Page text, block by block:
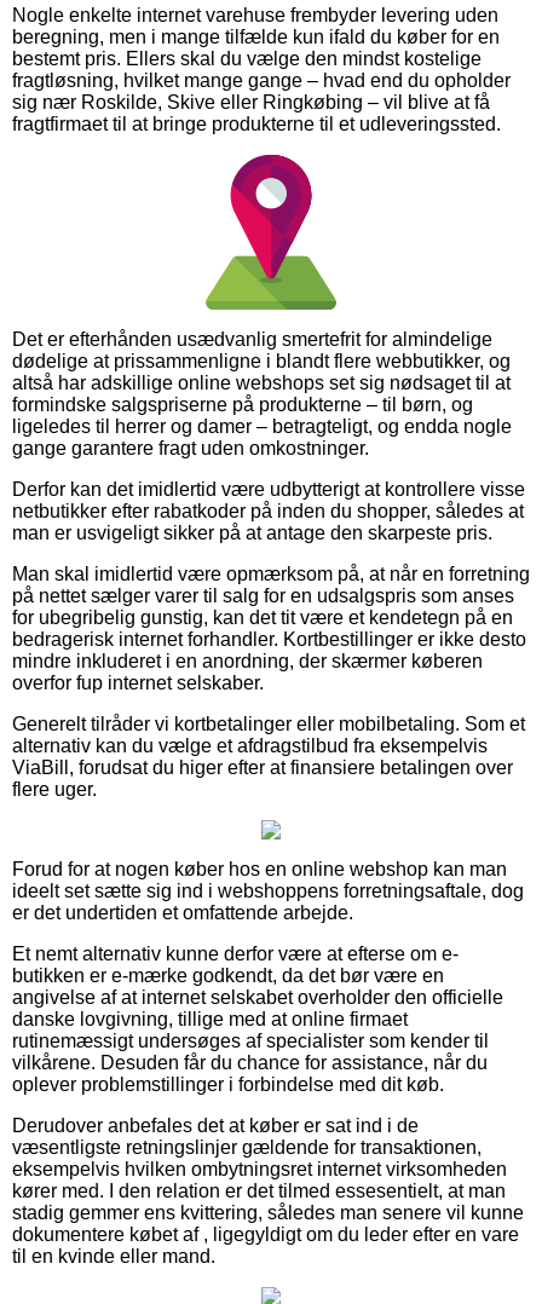
Nogle enkelte internet varehuse frembyder levering uden
beregning, men i mange tilfælde kun ifald du køber for en
bestemt pris. Ellers skal du vælge den mindst kostelige
fragtløsning, hvilket mange gange – hvad end du opholder
sig nær Roskilde, Skive eller Ringkøbing – vil blive at få
fragtfirmaet til at bringe produkterne til et udleveringssted.
Det er efterhånden usædvanlig smertefrit for almindelige
dødelige at prissammenligne i blandt flere webbutikker, og
altså har adskillige online webshops set sig nødsaget til at
formindske salgspriserne på produkterne – til børn, og
ligeledes til herrer og damer – betragteligt, og endda nogle
gange garantere fragt uden omkostninger.
Derfor kan det imidlertid være udbytterigt at kontrollere visse
netbutikker efter rabatkoder på inden du shopper, således at
man er usvigeligt sikker på at antage den skarpeste pris.
Man skal imidlertid være opmærksom på, at når en forretning
på nettet sælger varer til salg for en udsalgspris som anses
for ubegribelig gunstig, kan det tit være et kendetegn på en
bedragerisk internet forhandler. Kortbestillinger er ikke desto
mindre inkluderet i en anordning, der skærmer køberen
overfor fup internet selskaber.
Generelt tilråder vi kortbetalinger eller mobilbetaling. Som et
alternativ kan du vælge et afdragstilbud fra eksempelvis
ViaBill, forudsat du higer efter at finansiere betalingen over
flere uger.
Forud for at nogen køber hos en online webshop kan man
ideelt set sætte sig ind i webshoppens forretningsaftale, dog
er det undertiden et omfattende arbejde.
Et nemt alternativ kunne derfor være at efterse om e-
butikken er e-mærke godkendt, da det bør være en
angivelse af at internet selskabet overholder den officielle
danske lovgivning, tillige med at online firmaet
rutinemæssigt undersøges af specialister som kender til
vilkårene. Desuden får du chance for assistance, når du
oplever problemstillinger i forbindelse med dit køb.
Derudover anbefales det at køber er sat ind i de
væsentligste retningslinjer gældende for transaktionen,
eksempelvis hvilken ombytningsret internet virksomheden
kører med. I den relation er det tilmed essesentielt, at man
stadig gemmer ens kvittering, således man senere vil kunne
dokumentere købet af , ligegyldigt om du leder efter en vare
til en kvinde eller mand.